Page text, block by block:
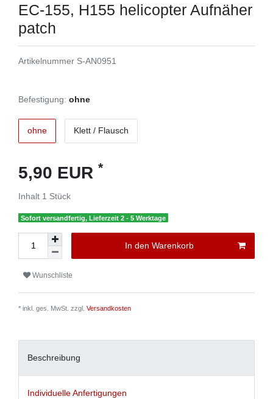
EC-155, H155 helicopter Aufnäher
patch
Artikelnummer S-AN0951
Befestigung: ohne
ohne Klett / Flausch
5,90 EUR *
Inhalt 1 Stück
Sofort versandfertig, Lieferzeit 2 - 5 Werktage
In den Warenkorb
Wunschliste
* inkl. ges. MwSt. zzgl. Versandkosten
Beschreibung
Individuelle Anfertigungen